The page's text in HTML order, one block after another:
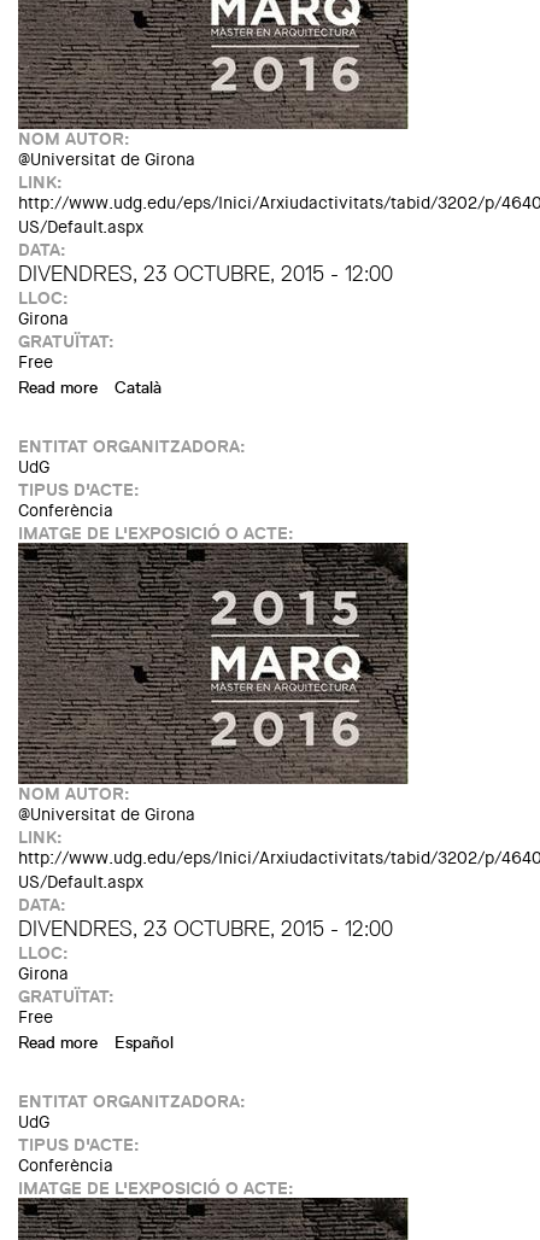
NOM AUTOR:
@Universitat de Girona
LINK:
http://www.udg.edu/eps/Inici/Arxiudactivitats/tabid/3202/p/
US/Default.aspx
DATA:
DIVENDRES, 23 OCTUBRE, 2015 - 12:00
LLOC:
Girona
GRATUÏTAT:
Free
Read more about MARQ: conferencia de Miquel de Palol
Català
ENTITAT ORGANITZADORA:
UdG
TIPUS D'ACTE:
Conferència
IMATGE DE L'EXPOSICIÓ O ACTE:
NOM AUTOR:
@Universitat de Girona
LINK:
http://www.udg.edu/eps/Inici/Arxiudactivitats/tabid/3202/p/
US/Default.aspx
DATA:
DIVENDRES, 23 OCTUBRE, 2015 - 12:00
LLOC:
Girona
GRATUÏTAT:
Free
Read more about MARQ: conferència de Miquel de Palol
Español
ENTITAT ORGANITZADORA:
UdG
TIPUS D'ACTE:
Conferència
IMATGE DE L'EXPOSICIÓ O ACTE: